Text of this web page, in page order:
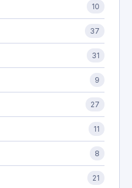
10
37
31
9
27
11
8
21